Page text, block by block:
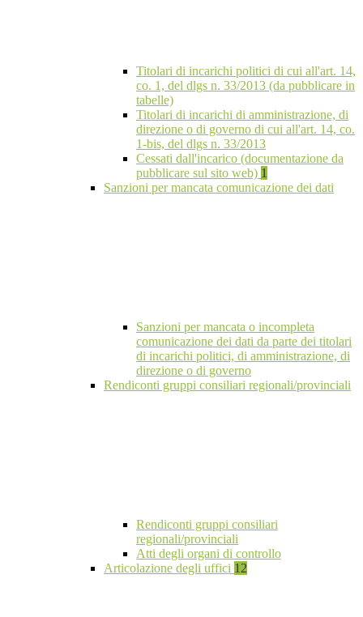
Titolari di incarichi politici di cui all'art. 14,
co. 1, del dlgs n. 33/2013 (da pubblicare in
tabelle)
Titolari di incarichi di amministrazione, di
direzione o di governo di cui all'art. 14, co.
1-bis, del dlgs n. 33/2013
Cessati dall'incarico (documentazione da
pubblicare sul sito web) 1
Sanzioni per mancata comunicazione dei dati
Sanzioni per mancata o incompleta
comunicazione dei dati da parte dei titolari
di incarichi politici, di amministrazione, di
direzione o di governo
Rendiconti gruppi consiliari regionali/provinciali
Rendiconti gruppi consiliari
regionali/provinciali
Atti degli organi di controllo
Articolazione degli uffici 12